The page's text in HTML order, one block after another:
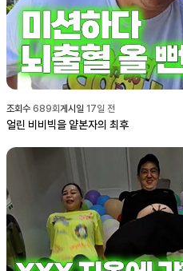
조회수 689회게시일 17일 전
얼린 비비빅을 얕본자의 최후